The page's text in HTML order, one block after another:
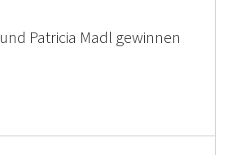
Patricia Madl gewinnen